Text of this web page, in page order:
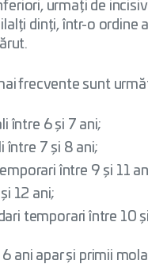
urmați de
dinți, într-o ordine
frecvente sunt
între 6 și 7 ani;
între 7 și 8 ani;
între 9 și 11
12 ani;
temporari între 10
6 ani apar și primii